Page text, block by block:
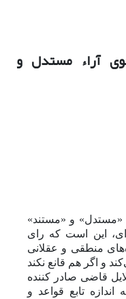
آراء مستدل و
«مستدل» و «مستند»
این است که رای
منطقی و عقلانی
و اگر هم قانع نکند
قاضی صادر کننده
تابع قواعد و